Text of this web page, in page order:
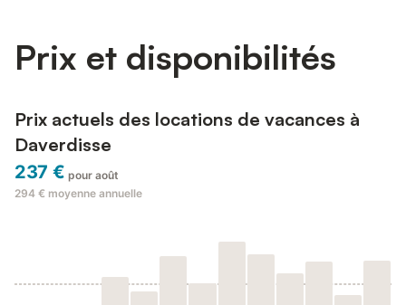
Prix et disponibilités
Prix actuels des locations de vacances à
Daverdisse
237 € pour août
294 € moyenne annuelle